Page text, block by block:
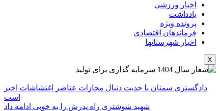
اخبار ورزشی
یادداشت
پرونده ویژه
فرماندهان اقتصادی
اخبار شهرستانها
X
دادگستری سمنان با جدیت دنبال مجازات عناصر اغتشاشات اخیر
است
شهید شوشتری راه پدرش را به خوبی ادامه داد